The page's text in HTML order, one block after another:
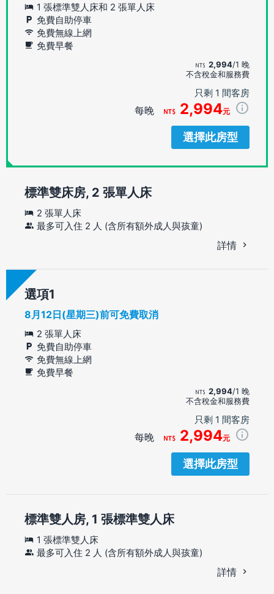
1 張標準雙人床和 2 張單人床
免費自助停車
免費無線上網
免費早餐
2,994/1 晚
不含稅金和服務費
只剩 1 間客房
每晚 2,994元
選擇此房型
標準雙床房, 2 張單人床
2 張單人床
最多可入住 2 人 (含所有額外成人與孩童)
詳情
選項
8月12日(星期三)前可免費取消
2 張單人床
免費自助停車
免費無線上網
免費早餐
2,994/1 晚
不含稅金和服務費
只剩 1 間客房
每晚 2,994元
選擇此房型
標準雙人房, 1 張標準雙人床
1 張標準雙人床
最多可入住 2 人 (含所有額外成人與孩童)
詳情